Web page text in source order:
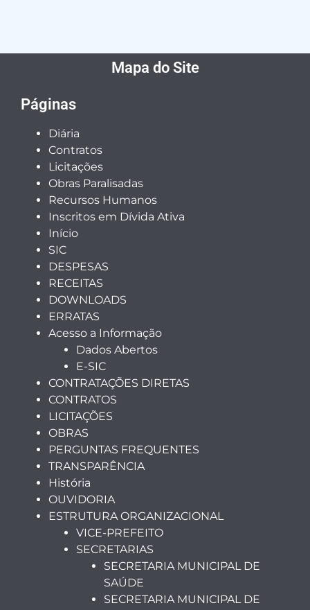
Mapa do Site
Páginas
Diária
Contratos
Licitações
Obras Paralisadas
Recursos Humanos
Inscritos em Dívida Ativa
Início
SIC
DESPESAS
RECEITAS
DOWNLOADS
ERRATAS
Acesso a Informação
Dados Abertos
E-SIC
CONTRATAÇÕES DIRETAS
CONTRATOS
LICITAÇÕES
OBRAS
PERGUNTAS FREQUENTES
TRANSPARÊNCIA
História
OUVIDORIA
ESTRUTURA ORGANIZACIONAL
VICE-PREFEITO
SECRETARIAS
SECRETARIA MUNICIPAL DE
SAÚDE
SECRETARIA MUNICIPAL DE